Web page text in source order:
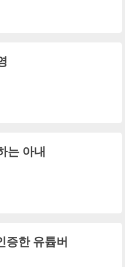
는 아내
증한 유튭버